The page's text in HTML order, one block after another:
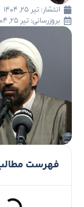
انتشار: تیر ۲۵, ۱۴۰۴
بروزرسانی: تیر ۲۵, ۱۴۰۴
فهرست